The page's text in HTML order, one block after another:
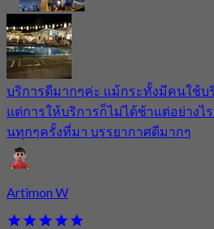
บริการดีมากๆค่ะ แม้กระทั้งมีคนใช้บ
แต่การให้บริการก็ไม่ได้ช้าแต่อย่างไ
นทุกๆครั้งที่มา บรรยากาศดีมากๆ
Artimon W